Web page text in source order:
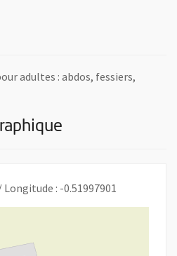
adultes : abdos, fessiers,
: -0.51997901